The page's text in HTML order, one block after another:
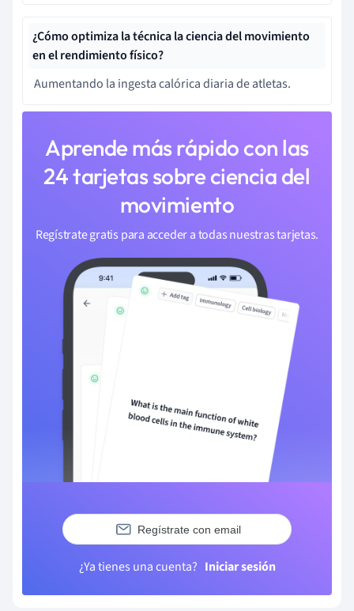
¿Cómo optimiza la técnica la ciencia del movimiento
en el rendimiento físico?
Aumentando la ingesta calórica diaria de atletas.
Aprende más rápido con las
24 tarjetas sobre ciencia del
movimiento
Regístrate gratis para acceder a todas nuestras tarjetas.
Regístrate con email
¿Ya tienes una cuenta? Iniciar sesión